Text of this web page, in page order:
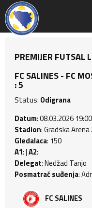
PREMIJER FUTSAL
FC SALINES - FC
: 5
Status: Odigrana
Datum: 08.03.2026 19:00
Stadion: Gradska
Gledalaca: 150
A1: |A2:
Delegat: Nedžad Tanjo
Posmatrač suđenja:
FC SALINES